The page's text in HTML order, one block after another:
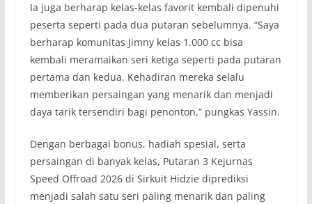
Ia juga berharap kelas-kelas favorit kembali dipenuhi
peserta seperti pada dua putaran sebelumnya. “Saya
berharap komunitas Jimny kelas 1.000 cc bisa
kembali meramaikan seri ketiga seperti pada putaran
pertama dan kedua. Kehadiran mereka selalu
memberikan persaingan yang menarik dan menjadi
daya tarik tersendiri bagi penonton,” pungkas Yassin.
Dengan berbagai bonus, hadiah spesial, serta
persaingan di banyak kelas, Putaran 3 Kejurnas
Speed Offroad 2026 di Sirkuit Hidzie diprediksi
menjadi salah satu seri paling menarik dan paling